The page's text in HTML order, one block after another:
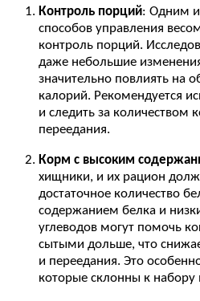
Контроль порций: Одним
способов управления
контроль порций.
даже небольшие
значительно повлиять на
калорий. Рекомендуется
и следить за количеством
переедания.
Корм с высоким
хищники, и их рацион
достаточное количество
содержанием белка и
углеводов могут помочь
сытыми дольше, что
и переедания. Это
которые склонны к набору